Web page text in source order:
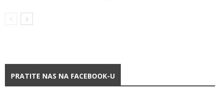
PRATITE NAS NA FACEBOOK-U